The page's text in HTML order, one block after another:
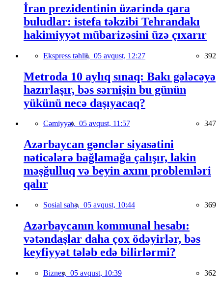
İran prezidentinin üzərində qara
buludlar: istefa təkzibi Tehrandakı
hakimiyyət mübarizəsini üzə çıxarır
Ekspress təhlil, 05 avqust, 12:27 392
Metroda 10 aylıq sınaq: Bakı gələcəyə
hazırlaşır, bəs sərnişin bu günün
yükünü necə daşıyacaq?
Cəmiyyət, 05 avqust, 11:57 347
Azərbaycan gənclər siyasətini
nəticələrə bağlamağa çalışır, lakin
məşğulluq və beyin axını problemləri
qalır
Sosial sahə, 05 avqust, 10:44 369
Azərbaycanın kommunal hesabı:
vətəndaşlar daha çox ödəyirlər, bəs
keyfiyyət tələb edə bilirlərmi?
Biznes, 05 avqust, 10:39 362